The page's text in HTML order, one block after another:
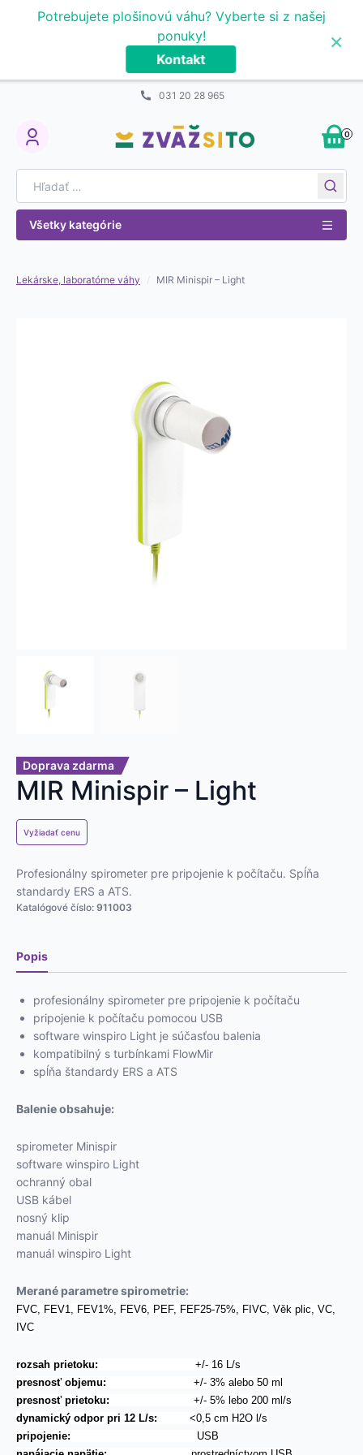
Potrebujete plošinovú váhu? Vyberte si z našej
ponuky!
Kontakt
×
031 20 28 965
My Account
0
Všetky kategórie
Lekárske, laboratórne váhy MIR Minispir – Light
Doprava zdarma
MIR Minispir – Light
Vyžiadať cenu
Profesionálny spirometer pre pripojenie k počítaču. Spĺňa
standardy ERS a ATS.
Katalógové číslo: 911003
Popis
profesionálny spirometer pre pripojenie k počítaču
pripojenie k počítaču pomocou USB
software winspiro Light je súčasťou balenia
kompatibilný s turbínkami FlowMir
spĺňa štandardy ERS a ATS
Balenie obsahuje:
spirometer Minispir
software winspiro Light
ochranný obal
USB kábel
nosný klip
manuál Minispir
manuál winspiro Light
Merané parametre spirometrie:
FVC, FEV1, FEV1%, FEV6, PEF, FEF25-75%, FIVC, Věk plic, VC,
IVC
rozsah prietoku:
+/- 16 L/s
presnosť objemu: +/- 3% alebo 50 ml
presnosť prietoku: +/- 5% lebo 200 ml/s
dynamický odpor pri 12 L/s: <0,5 cm H2O l/s
pripojenie: USB